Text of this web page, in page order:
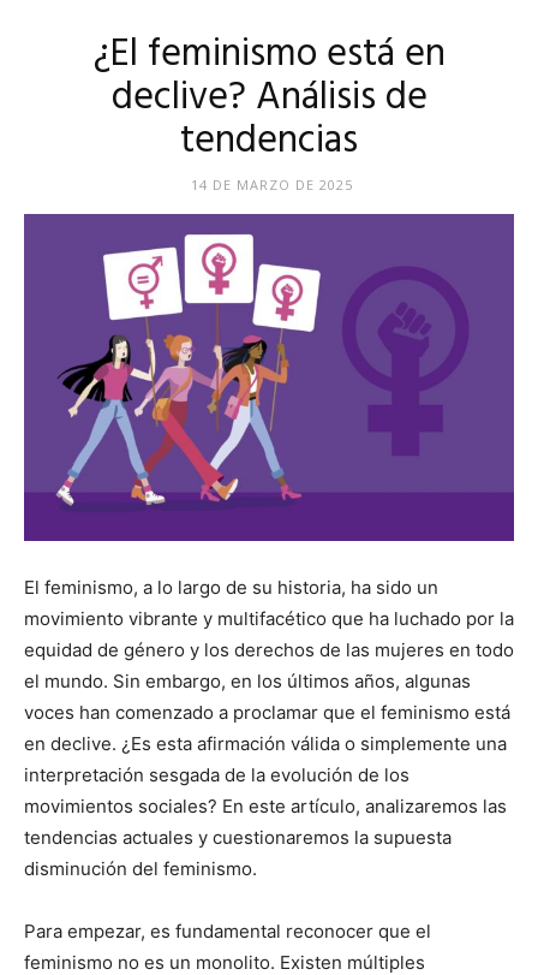
¿El feminismo está en
declive? Análisis de
tendencias
14 DE MARZO DE 2025
El feminismo, a lo largo de su historia, ha sido un
movimiento vibrante y multifacético que ha luchado por la
equidad de género y los derechos de las mujeres en todo
el mundo. Sin embargo, en los últimos años, algunas
voces han comenzado a proclamar que el feminismo está
en declive. ¿Es esta afirmación válida o simplemente una
interpretación sesgada de la evolución de los
movimientos sociales? En este artículo, analizaremos las
tendencias actuales y cuestionaremos la supuesta
disminución del feminismo.
Para empezar, es fundamental reconocer que el
feminismo no es un monolito. Existen múltiples